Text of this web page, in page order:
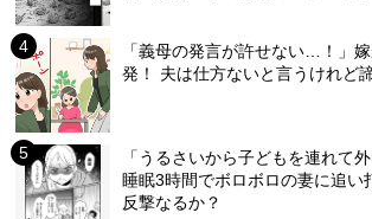
「義母の発言が許せない…！」
発！ 夫は仕方ないと言うけれど
「うるさいから子どもを連れて
睡眠3時間でボロボロの妻に追
反撃なるか？